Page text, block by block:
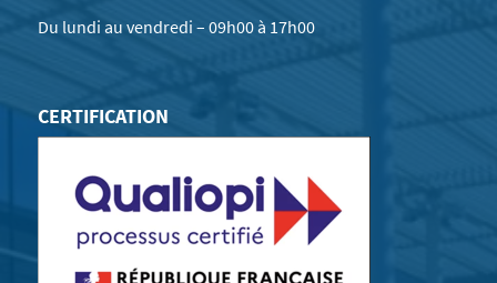
Du lundi au vendredi – 09h00 à 17h00
CERTIFICATION